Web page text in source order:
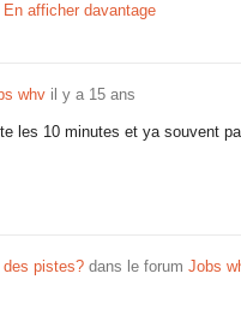
En afficher davantage
whv il y a 15 ans
les 10 minutes et ya souvent
pistes? dans le forum Jobs